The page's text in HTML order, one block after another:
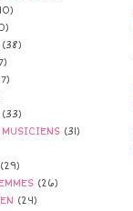
(38)
(33)
(31)
(29)
(26)
(24)